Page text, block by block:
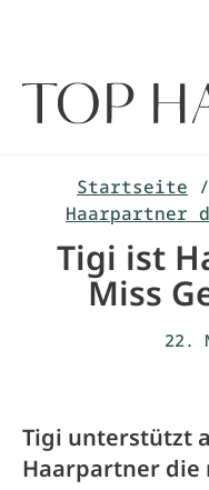
Startseite /
Haarpartner
Tigi ist
Miss
22.
Tigi unterstützt
Haarpartner die